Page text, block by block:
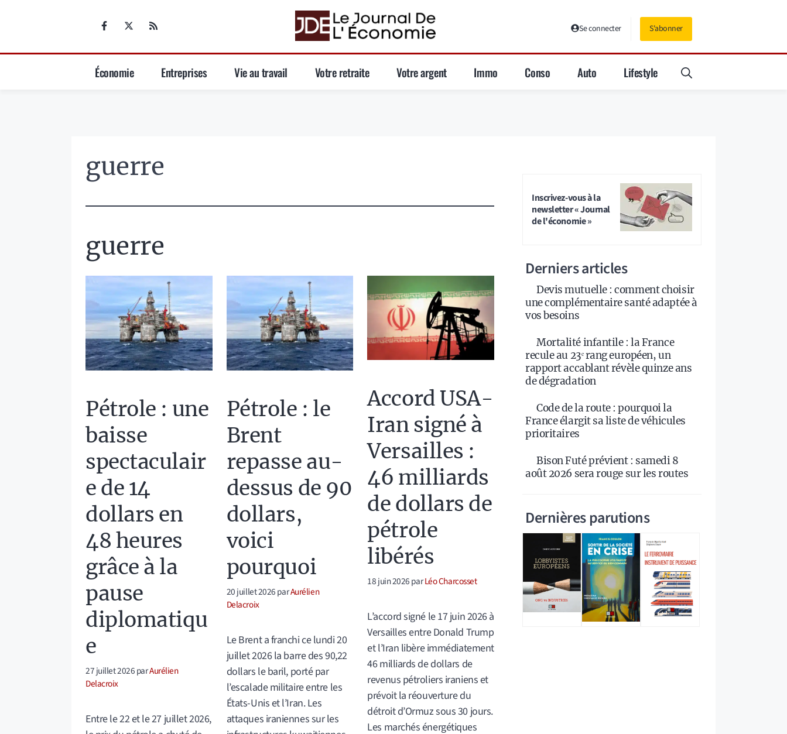
Se connecter S'abonner
Économie Entreprises Vie au travail Votre retraite Votre argent Immo Conso Auto Lifestyle
guerre
guerre
Pétrole : une
baisse
spectaculair
e de 14
dollars en
48 heures
grâce à la
pause
diplomatiqu
e
27 juillet 2026parAurélien
Delacroix
Entre le 22 et le 27 juillet 2026,
Pétrole : le
Brent
repasse au-
dessus de 90
dollars,
voici
pourquoi
20 juillet 2026parAurélien
Delacroix
Le Brent a franchi ce lundi 20
juillet 2026 la barre des 90,22
dollars le baril, porté par
l’escalade militaire entre les
États-Unis et l’Iran. Les
attaques iraniennes sur les
Accord USA-
Iran signé à
Versailles :
46 milliards
de dollars de
pétrole
libérés
18 juin 2026parLéo Charcosset
L’accord signé le 17 juin 2026 à
Versailles entre Donald Trump
et l’Iran libère immédiatement
46 milliards de dollars de
revenus pétroliers iraniens et
prévoit la réouverture du
détroit d’Ormuz sous 30 jours.
Les marchés énergétiques
Inscrivez-vous à la
newsletter « Journal
de l'économie »
Derniers articles
Devis mutuelle : comment choisir
une complémentaire santé adaptée à
vos besoins
Mortalité infantile : la France
recule au 23ᵉ rang européen, un
rapport accablant révèle quinze ans
de dégradation
Code de la route : pourquoi la
France élargit sa liste de véhicules
prioritaires
Bison Futé prévient : samedi 8
août 2026 sera rouge sur les routes
Dernières parutions